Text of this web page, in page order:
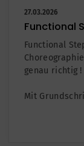
27.03.2026
Functional
Functional
genau richtig !
Mit